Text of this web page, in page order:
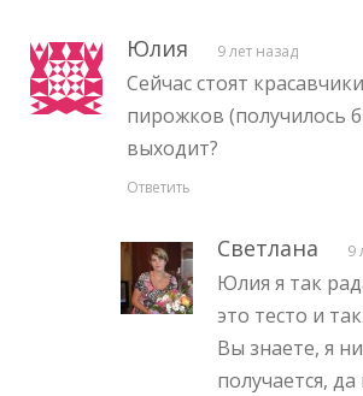
Юлия 9 лет назад
Сейчас стоят
пирожков (получилось
выходит?
Ответить
Светлана 9
Юлия я так
это тесто и
Вы знаете, я
получается,